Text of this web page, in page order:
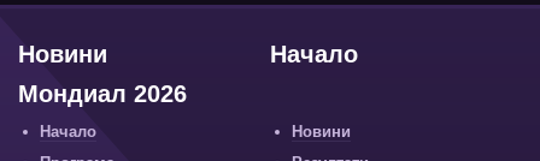
Начало
Новини
Мондиал 2026
Начало
Новини